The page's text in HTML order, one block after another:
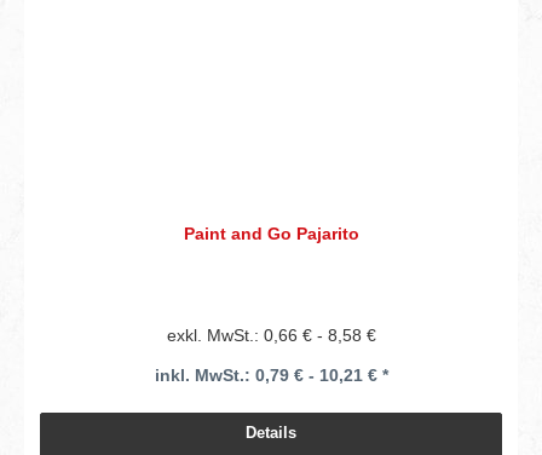
Paint and Go Pajarito
exkl. MwSt.: 0,66 € - 8,58 €
inkl. MwSt.: 0,79 € - 10,21 € *
Details